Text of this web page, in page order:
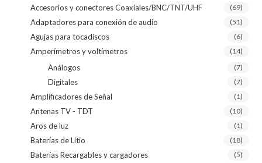
Accesorios y conectores Coaxiales/BNC/TNT/UHF (69)
Adaptadores para conexión de audio (51)
Agujas para tocadiscos (6)
Amperímetros y voltímetros (14)
Análogos (7)
Digitales (7)
Amplificadores de Señal (1)
Antenas TV - TDT (10)
Aros de luz (1)
Baterías de Litio (18)
Baterías Recargables y cargadores (5)